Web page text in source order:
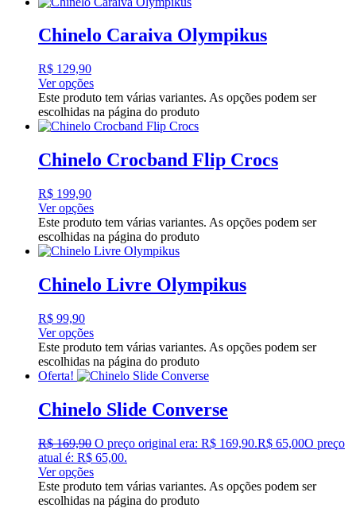
Chinelo Caraiva Olympikus
R$ 129,90
Ver opções
Este produto tem várias variantes. As opções podem ser
escolhidas na página do produto
Chinelo Crocband Flip Crocs
R$ 199,90
Ver opções
Este produto tem várias variantes. As opções podem ser
escolhidas na página do produto
Chinelo Livre Olympikus
R$ 99,90
Ver opções
Este produto tem várias variantes. As opções podem ser
escolhidas na página do produto
Oferta!
Chinelo Slide Converse
R$169,90 O preço original era: R$ 169,90.R$ 65,00O preço
atual é: R$ 65,00.
Ver opções
Este produto tem várias variantes. As opções podem ser
escolhidas na página do produto